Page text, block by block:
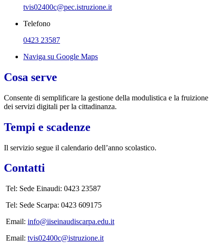
tvis02400c@pec.istruzione.it
Telefono
0423 23587
Naviga su Google Maps
Cosa serve
Consente di semplificare la gestione della modulistica e la fruizione
dei servizi digitali per la cittadinanza.
Tempi e scadenze
Il servizio segue il calendario dell’anno scolastico.
Contatti
Tel: Sede Einaudi: 0423 23587
Tel: Sede Scarpa: 0423 609175
Email: info@iiseinaudiscarpa.edu.it
Email: tvis02400c@istruzione.it